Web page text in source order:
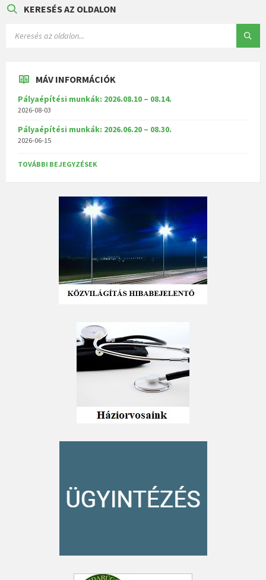
KERESÉS AZ OLDALON
MÁV INFORMÁCIÓK
Pályaépítési munkák: 2026.08.10 – 08.14.
2026-08-03
Pályaépítési munkák: 2026.06.20 – 08.30.
2026-06-15
TOVÁBBI BEJEGYZÉSEK